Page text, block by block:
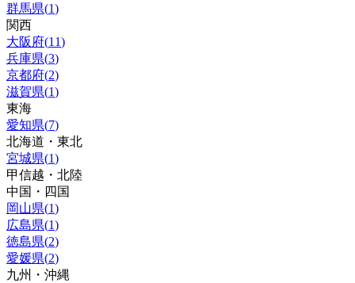
群馬県(1)
関西
大阪府(11)
兵庫県(3)
京都府(2)
滋賀県(1)
東海
愛知県(7)
北海道・東北
宮城県(1)
甲信越・北陸
中国・四国
岡山県(1)
広島県(1)
徳島県(2)
愛媛県(2)
九州・沖縄